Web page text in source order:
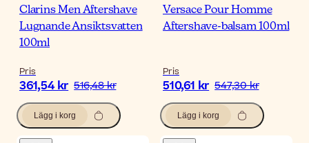
Clarins Men Aftershave
Lugnande Ansiktsvatten
100ml
Pris
361,54 kr 516,48 kr
Lägg i korg
Versace Pour Homme
Aftershave-balsam 100ml
Pris
510,61 kr 547,30 kr
Lägg i korg